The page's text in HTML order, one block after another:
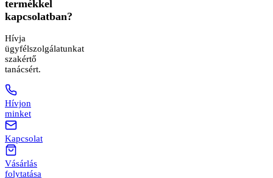
termékkel
kapcsolatban?
Hívja
ügyfélszolgálatunkat
szakértő
tanácsért.
Hívjon
minket
Kapcsolat
Vásárlás
folytatása